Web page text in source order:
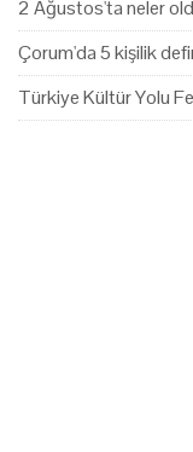
2 Ağustos'ta neler
Çorum'da 5 kişilik
Türkiye Kültür Yolu